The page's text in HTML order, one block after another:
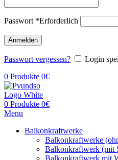
Passwort *Erforderlich
Anmelden
Passwort vergessen?
Login
0 Produkte 0€
0 Produkte 0€
Menu
Balkonkraftwerke
Balkonkraftwerke
Balkonkraftwerk (mit
Balkonkraftwerk mit